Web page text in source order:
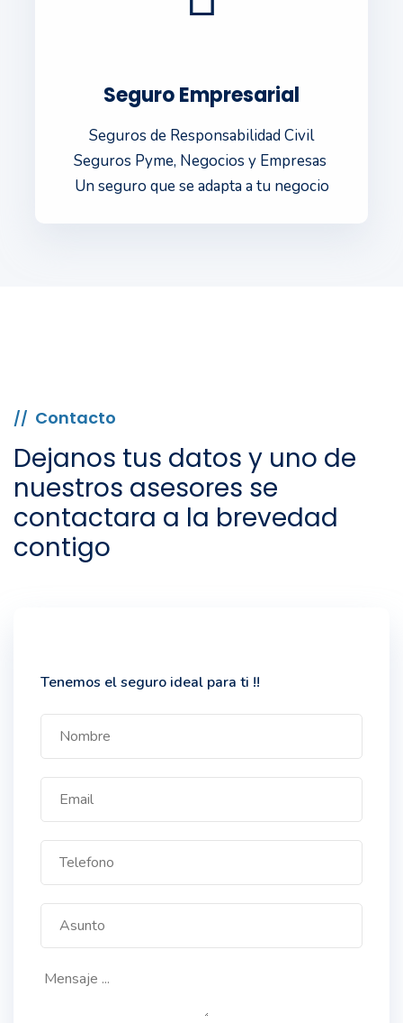
Seguro Empresarial
Seguros de Responsabilidad Civil
Seguros Pyme, Negocios y Empresas 
Un seguro que se adapta a tu negocio
// Contacto
Dejanos tus datos y uno de
nuestros asesores se
contactara a la brevedad
contigo
Tenemos el seguro ideal para ti !!